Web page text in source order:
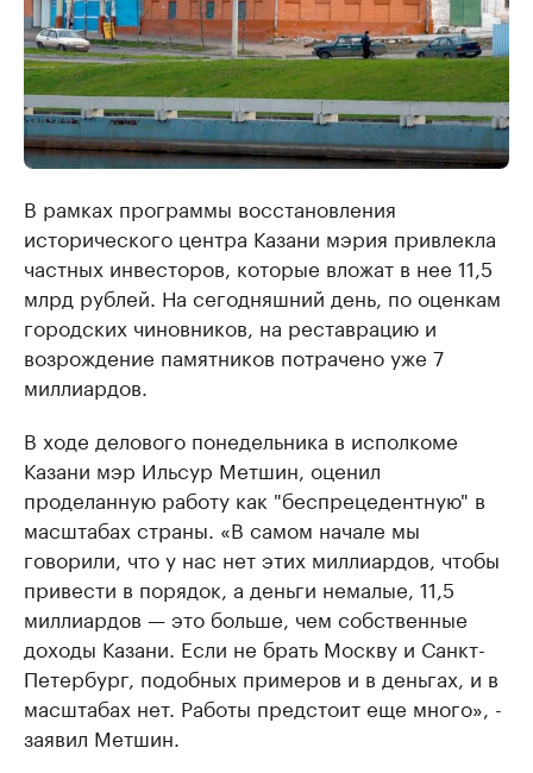
В рамках программы восстановления
исторического центра Казани мэрия привлекла
частных инвесторов, которые вложат в нее 11,5
млрд рублей. На сегодняшний день, по оценкам
городских чиновников, на реставрацию и
возрождение памятников потрачено уже 7
миллиардов.
В ходе делового понедельника в исполкоме
Казани мэр Ильсур Метшин, оценил
проделанную работу как "беспрецедентную" в
масштабах страны. «В самом начале мы
говорили, что у нас нет этих миллиардов, чтобы
привести в порядок, а деньги немалые, 11,5
миллиардов — это больше, чем собственные
доходы Казани. Если не брать Москву и Санкт-
Петербург, подобных примеров и в деньгах, и в
масштабах нет. Работы предстоит еще много», -
заявил Метшин.